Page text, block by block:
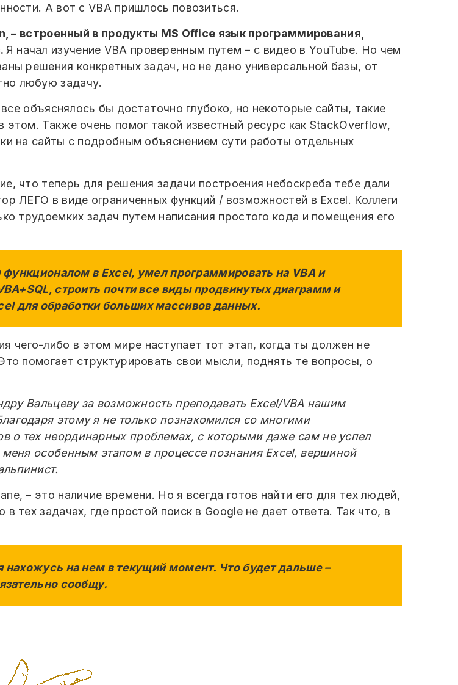
А вот с VBA пришлось повозиться.
– встроенный в продукты MS Office язык программирования,
Я начал изучение VBA проверенным путем – с видео в YouTube. Но чем
решения конкретных задач, но не дано универсальной базы, от
любую задачу.
объяснялось бы достаточно глубоко, но некоторые сайты, такие
Также очень помог такой известный ресурс как StackOverflow,
на сайты с подробным объяснением сути работы отдельных
что теперь для решения задачи построения небоскреба тебе дали
ЛЕГО в виде ограниченных функций / возможностей в Excel. Коллеги
трудоемких задач путем написания простого кода и помещения его
в Excel, умел программировать на VBA и
строить почти все виды продвинутых диаграмм и
для обработки больших массивов данных.
чего-либо в этом мире наступает тот этап, когда ты должен не
помогает структурировать свои мысли, поднять те вопросы, о
Вальцеву за возможность преподавать Excel/VBA нашим
этому я не только познакомился со многими
о тех неординарных проблемах, с которыми даже сам не успел
меня особенным этапом в процессе познания Excel, вершиной
– это наличие времени. Но я всегда готов найти его для тех людей,
тех задачах, где простой поиск в Google не дает ответа. Так что, в
нахожусь на нем в текущий момент. Что будет дальше –
сообщу.